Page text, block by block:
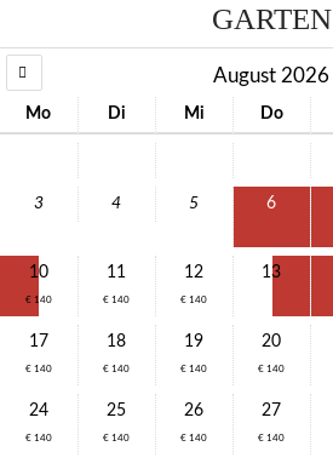
GARTEN
August 2026
Mo Di Mi Do
3 4 5 6
10
€ 140
11
€ 140
12
€ 140
13
17
€ 140
18
€ 140
19
€ 140
20
€ 140
24
€ 140
25
€ 140
26
€ 140
27
€ 140